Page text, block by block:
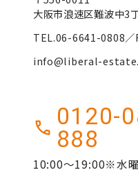
大阪市浪速区難波中3
TEL.06-6641-0808
info@liberal-
0120-
888
10:00～19:00※水